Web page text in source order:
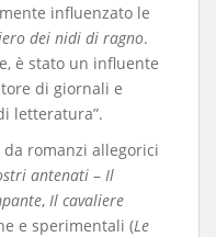
influenzato le
dei nidi di ragno.
è stato un influente
di giornali e
letteratura”.
da romanzi allegorici
antenati – Il
, Il cavaliere
e sperimentali (Le